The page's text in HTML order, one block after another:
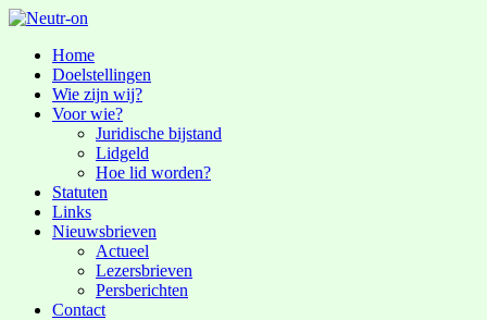
Home
Doelstellingen
Wie zijn wij?
Voor wie?
Juridische bijstand
Lidgeld
Hoe lid worden?
Statuten
Links
Nieuwsbrieven
Actueel
Lezersbrieven
Persberichten
Contact